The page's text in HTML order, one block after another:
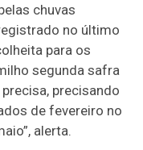
chuvas
no último
para os
segunda safra
precisando
de fevereiro no
alerta.